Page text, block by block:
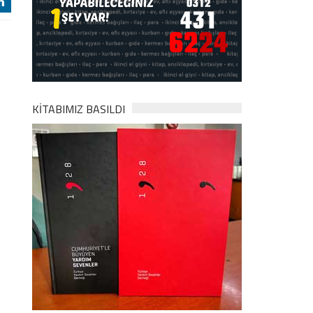
KİTABIMIZ BASILDI